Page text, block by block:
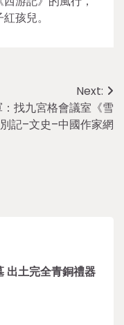
孩兒。
Next:
找九宮格會議室《雪
記–文史–中國作家網
出土完全青銅禮器